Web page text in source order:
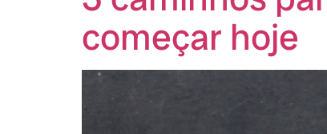
começar hoje